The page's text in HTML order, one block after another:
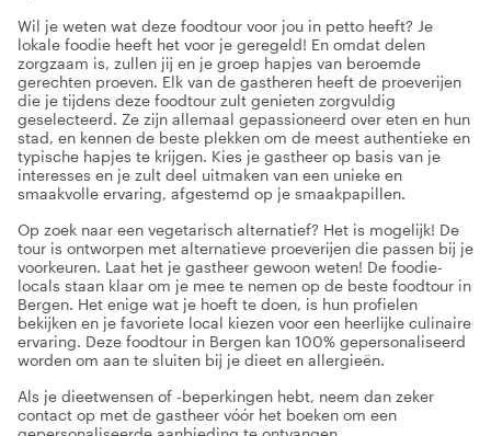
Wil je weten wat deze foodtour voor jou in petto heeft? Je
lokale foodie heeft het voor je geregeld! En omdat delen
zorgzaam is, zullen jij en je groep hapjes van beroemde
gerechten proeven. Elk van de gastheren heeft de proeverijen
die je tijdens deze foodtour zult genieten zorgvuldig
geselecteerd. Ze zijn allemaal gepassioneerd over eten en hun
stad, en kennen de beste plekken om de meest authentieke en
typische hapjes te krijgen. Kies je gastheer op basis van je
interesses en je zult deel uitmaken van een unieke en
smaakvolle ervaring, afgestemd op je smaakpapillen.
Op zoek naar een vegetarisch alternatief? Het is mogelijk! De
tour is ontworpen met alternatieve proeverijen die passen bij je
voorkeuren. Laat het je gastheer gewoon weten! De foodie-
locals staan klaar om je mee te nemen op de beste foodtour in
Bergen. Het enige wat je hoeft te doen, is hun profielen
bekijken en je favoriete local kiezen voor een heerlijke culinaire
ervaring. Deze foodtour in Bergen kan 100% gepersonaliseerd
worden om aan te sluiten bij je dieet en allergieën.
Als je dieetwensen of -beperkingen hebt, neem dan zeker
contact op met de gastheer vóór het boeken om een